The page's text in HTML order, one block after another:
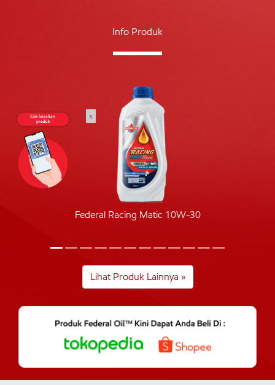
Info Produk
Federal Racing Matic 10W-30
Lihat Produk Lainnya »
x